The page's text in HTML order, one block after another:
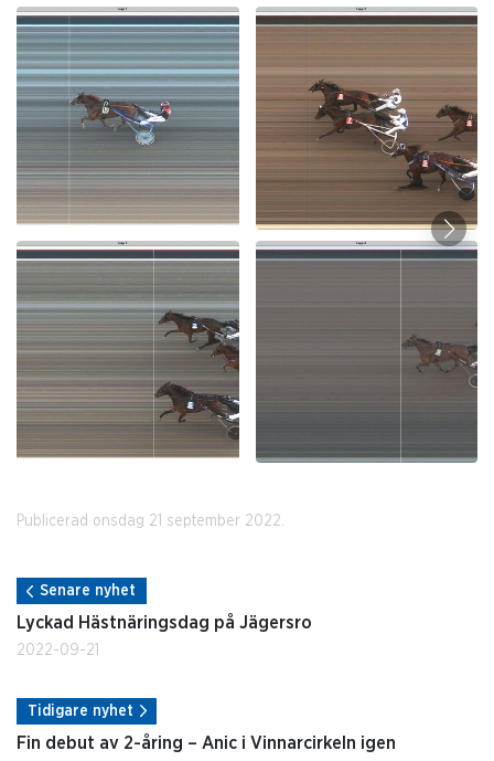
Publicerad onsdag 21 september 2022.
Senare nyhet
Lyckad Hästnäringsdag på Jägersro
2022-09-21
Tidigare nyhet
Fin debut av 2-åring – Anic i Vinnarcirkeln igen